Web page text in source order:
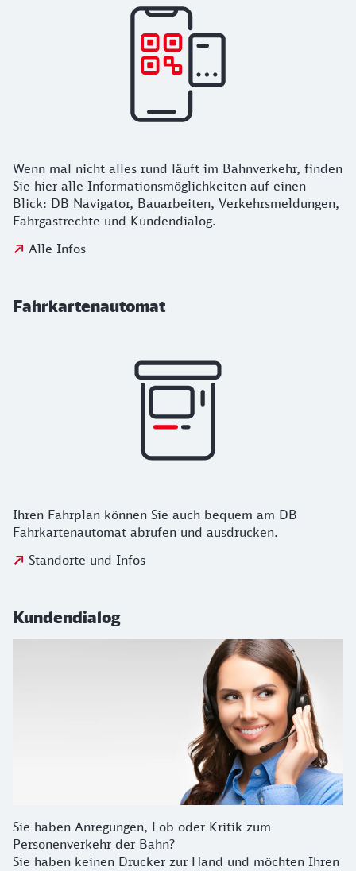
Wenn mal nicht alles rund läuft im Bahnverkehr, finden
Sie hier alle Informationsmöglichkeiten auf einen
Blick: DB Navigator, Bauarbeiten, Verkehrsmeldungen,
Fahrgastrechte und Kundendialog.
Alle Infos
Fahrkartenautomat
Ihren Fahrplan können Sie auch bequem am DB
Fahrkartenautomat abrufen und ausdrucken.
Standorte und Infos
Kundendialog
Sie haben Anregungen, Lob oder Kritik zum
Personenverkehr der Bahn?
Sie haben keinen Drucker zur Hand und möchten Ihren